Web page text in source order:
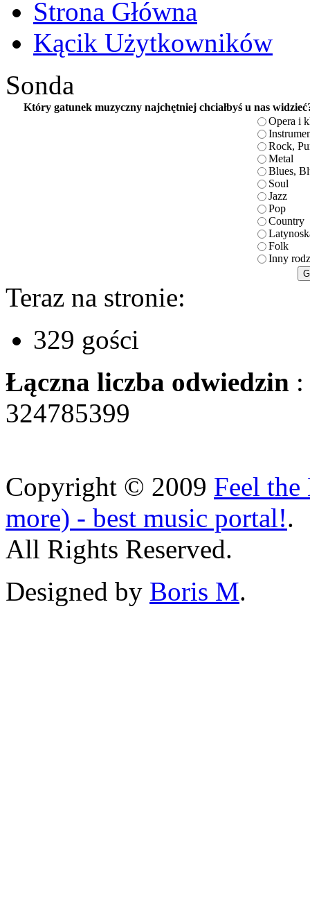
Strona Główna
Kącik Użytkowników
Sonda
Który gatunek muzyczny najchętniej chciałbyś u nas
Opera i
Rock,
Metal
Blues,
Soul
Jazz
Pop
Country
Folk
Inny
Teraz na stronie:
329 gości
Łączna liczba odwiedzin :
324785399
Copyright © 2009 Feel
more) - best music portal!.
All Rights Reserved.
Designed by Boris M.